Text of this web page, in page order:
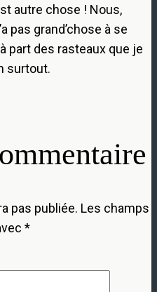
autre chose ! Nous,
pas grand’chose à se
part des rasteaux que je
surtout.
pas publiée. Les champs
*